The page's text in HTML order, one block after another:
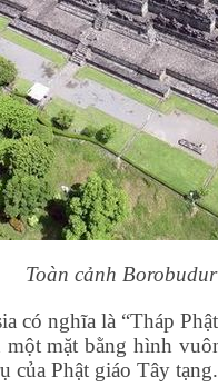
Toàn cảnh
có nghĩa là “Tháp
mặt bằng hình
của Phật giáo Tây tạng.